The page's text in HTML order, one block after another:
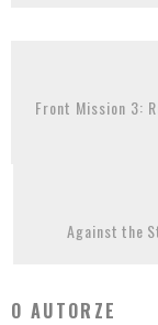
Front Mission 3:
Against the
O AUTORZE